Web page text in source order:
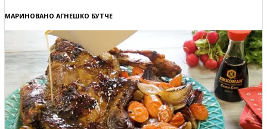
МАРИНОВАНО АГНЕШКО БУТЧЕ